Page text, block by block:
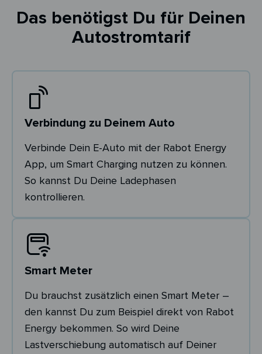
Das benötigst Du für Deinen
Autostromtarif
Verbindung zu Deinem Auto
Verbinde Dein E-Auto mit der Rabot Energy
App, um Smart Charging nutzen zu können.
So kannst Du Deine Ladephasen
kontrollieren.
Smart Meter
Du brauchst zusätzlich einen Smart Meter –
den kannst Du zum Beispiel direkt von Rabot
Energy bekommen. So wird Deine
Lastverschiebung automatisch auf Deiner